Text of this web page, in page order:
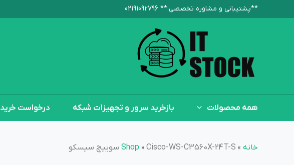
به
**پشتیبانی و مشاوره تخصصی:**‌ 02191092796
همه محصولات بازخرید سرور و تجهیزات شبکه درخواست خرید
خانه »
Shop » Cisco-WS-C3560X-24T-S سوییچ سیسکو